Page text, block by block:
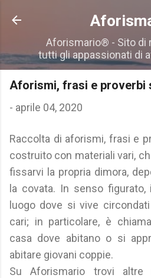
Passa ai
Aforismario® - Sito di
tutti gli appassionati di
Aforismi, frasi e proverbi
- aprile 04, 2020
Raccolta di aforismi, frasi e
costruito con materiali vari,
fissarvi la propria dimora,
la covata. In senso
luogo dove si vive
cari; in particolare, è
casa dove abitano o si
abitare giovani coppie.
Su Aforismario trovi altre